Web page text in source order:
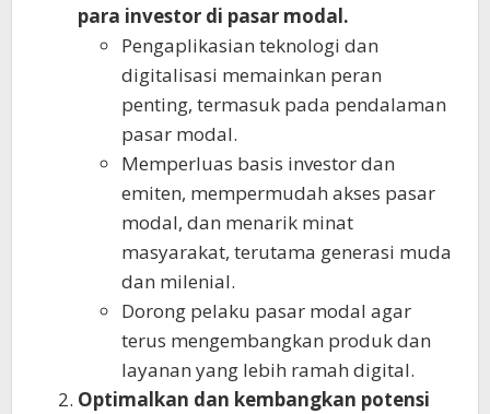
para investor di pasar modal.
Pengaplikasian teknologi dan
digitalisasi memainkan peran
penting, termasuk pada pendalaman
pasar modal.
Memperluas basis investor dan
emiten, mempermudah akses pasar
modal, dan menarik minat
masyarakat, terutama generasi muda
dan milenial.
Dorong pelaku pasar modal agar
terus mengembangkan produk dan
layanan yang lebih ramah digital.
Optimalkan dan kembangkan potensi